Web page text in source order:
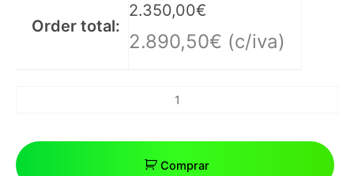
Order total:
2.350,00€
2.890,50€ (c/iva)
Comprar